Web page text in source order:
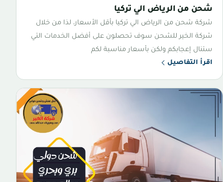
شحن من الرياض الي تركيا
شركة شحن من الرياض الي تركيا بأقل الأسعار، لذا من خلال
شركة الخير للشحن سوف تحصلون على أفضل الخدمات التي
ستنال إعجابكم ولكن بأسعار مناسبة لكم
اقرأ التفاصيل